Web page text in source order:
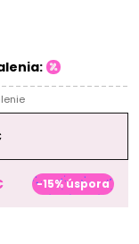
-15% úspora